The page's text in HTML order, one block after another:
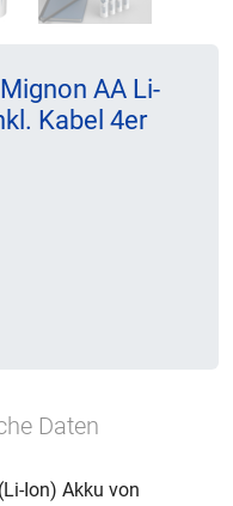
AA Li-
Kabel 4er
Daten
Ion) Akku von